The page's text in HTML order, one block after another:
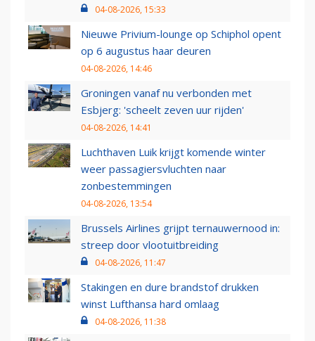
04-08-2026, 15:33
Nieuwe Privium-lounge op Schiphol opent
op 6 augustus haar deuren
04-08-2026, 14:46
Groningen vanaf nu verbonden met
Esbjerg: 'scheelt zeven uur rijden'
04-08-2026, 14:41
Luchthaven Luik krijgt komende winter
weer passagiersvluchten naar
zonbestemmingen
04-08-2026, 13:54
Brussels Airlines grijpt ternauwernood in:
streep door vlootuitbreiding
04-08-2026, 11:47
Stakingen en dure brandstof drukken
winst Lufthansa hard omlaag
04-08-2026, 11:38